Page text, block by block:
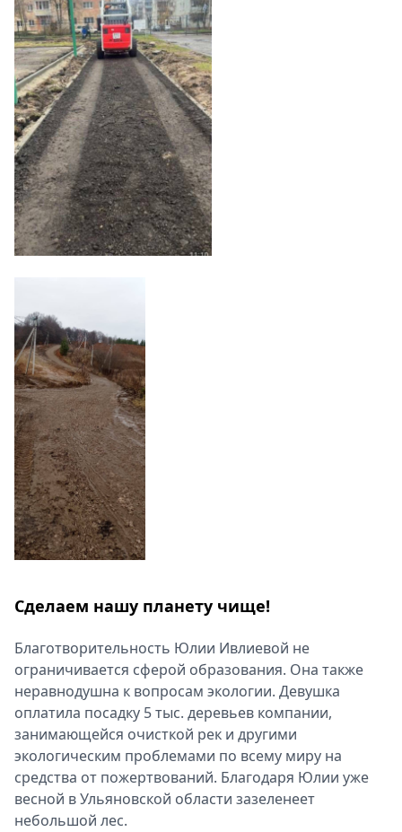
Сделаем нашу планету чище!
Благотворительность Юлии Ивлиевой не
ограничивается сферой образования. Она также
неравнодушна к вопросам экологии. Девушка
оплатила посадку 5 тыс. деревьев компании,
занимающейся очисткой рек и другими
экологическим проблемами по всему миру на
средства от пожертвований. Благодаря Юлии уже
весной в Ульяновской области зазеленеет
небольшой лес.